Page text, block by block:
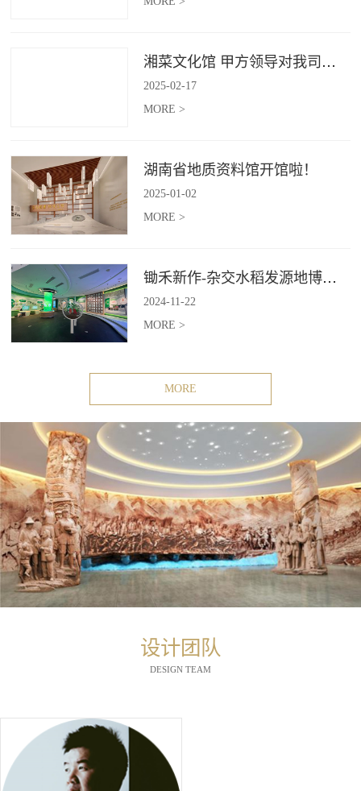
湘菜文化馆 甲方领导对我司授牌
2025-02-17
MORE >
湖南省地质资料馆开馆啦！
2025-01 -02
MORE >
锄禾新作-杂交水稻发源地博物苑，欢迎前去打卡体验
2024-11 -22
MORE >
MORE
设计团队
DESIGN TEAM